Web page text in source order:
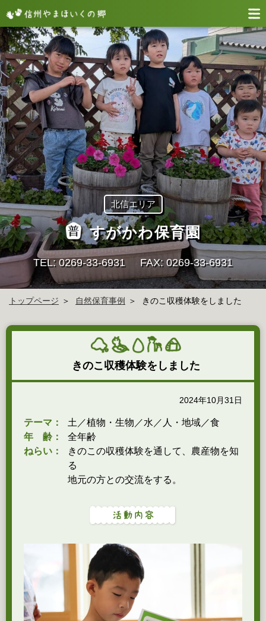
北信エリア
すがかわ保育園
TEL: 0269-33-6931 FAX: 0269-33-6931
トップページ 自然保育事例 きのこ収穫体験をしました
きのこ収穫体験をしました
2024年10月31日
テーマ：
土／植物・生物／水／人・地域／食
年 齢：
全年齢
ねらい：
きのこの収穫体験を通して、農産物を知
る
地元の方との交流をする。